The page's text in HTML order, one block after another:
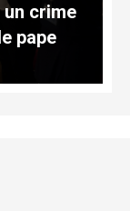
crime
pape